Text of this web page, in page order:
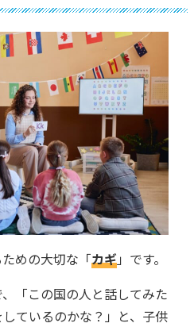
めの大切な「カギ」です。
「この国の人と話してみた
ているのかな？」と、子供